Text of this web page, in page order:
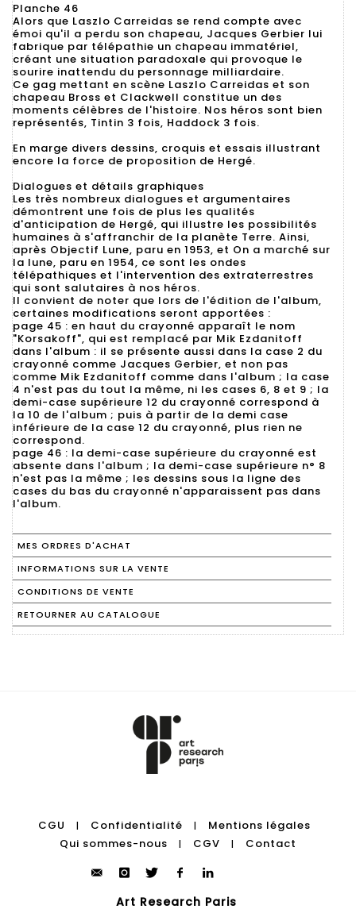
Planche 46
Alors que Laszlo Carreidas se rend compte avec
émoi qu'il a perdu son chapeau, Jacques Gerbier lui
fabrique par télépathie un chapeau immatériel,
créant une situation paradoxale qui provoque le
sourire inattendu du personnage milliardaire.
Ce gag mettant en scène Laszlo Carreidas et son
chapeau Bross et Clackwell constitue un des
moments célèbres de l'histoire. Nos héros sont bien
représentés, Tintin 3 fois, Haddock 3 fois.
En marge divers dessins, croquis et essais illustrant
encore la force de proposition de Hergé.
Dialogues et détails graphiques
Les très nombreux dialogues et argumentaires
démontrent une fois de plus les qualités
d'anticipation de Hergé, qui illustre les possibilités
humaines à s'affranchir de la planète Terre. Ainsi,
après Objectif Lune, paru en 1953, et On a marché sur
la lune, paru en 1954, ce sont les ondes
télépathiques et l'intervention des extraterrestres
qui sont salutaires à nos héros.
Il convient de noter que lors de l'édition de l'album,
certaines modifications seront apportées :
page 45 : en haut du crayonné apparaît le nom
"Korsakoff", qui est remplacé par Mik Ezdanitoff
dans l'album : il se présente aussi dans la case 2 du
crayonné comme Jacques Gerbier, et non pas
comme Mik Ezdanitoff comme dans l'album ; la case
4 n'est pas du tout la même, ni les cases 6, 8 et 9 ; la
demi-case supérieure 12 du crayonné correspond à
la 10 de l'album ; puis à partir de la demi case
inférieure de la case 12 du crayonné, plus rien ne
correspond.
page 46 : la demi-case supérieure du crayonné est
absente dans l'album ; la demi-case supérieure n° 8
n'est pas la même ; les dessins sous la ligne des
cases du bas du crayonné n'apparaissent pas dans
l'album.
MES ORDRES D'ACHAT
INFORMATIONS SUR LA VENTE
CONDITIONS DE VENTE
RETOURNER AU CATALOGUE
CGU | Confidentialité |
Mentions légales
Qui sommes-nous
| CGV | Contact
Art Research Paris